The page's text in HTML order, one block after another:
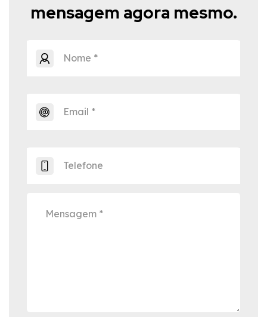
mensagem agora mesmo.